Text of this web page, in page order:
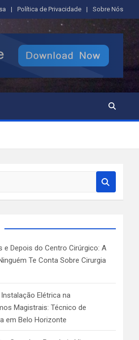
Política de Privacidade Sobre Nós
e Depois do Centro Cirúrgico: A
Te Conta Sobre Cirurgia
Elétrica na
Magistrais: Técnico de
em Belo Horizonte